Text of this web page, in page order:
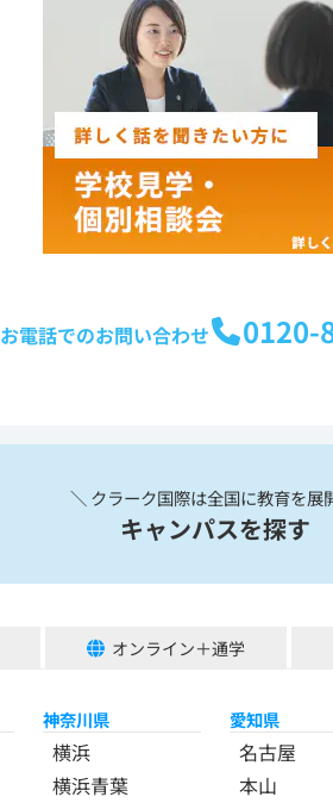
お電話でのお問い合わせ 0120-
＼ クラーク国際は全国に教育を展
キャンパスを探す
オンライン＋通学
神奈川県
横浜
横浜青葉
愛知県
名古屋
本山